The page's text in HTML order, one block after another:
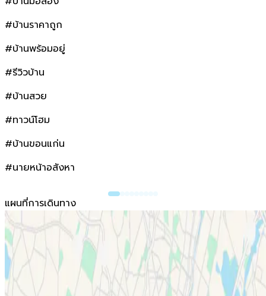
#บ้านราคาถูก
#บ้านพร้อมอยู่
#รีวิวบ้าน
#บ้านสวย
#ทาวน์โฮม
#บ้านขอนแก่น
#นายหน้าอสังหา
แผนที่การเดินทาง